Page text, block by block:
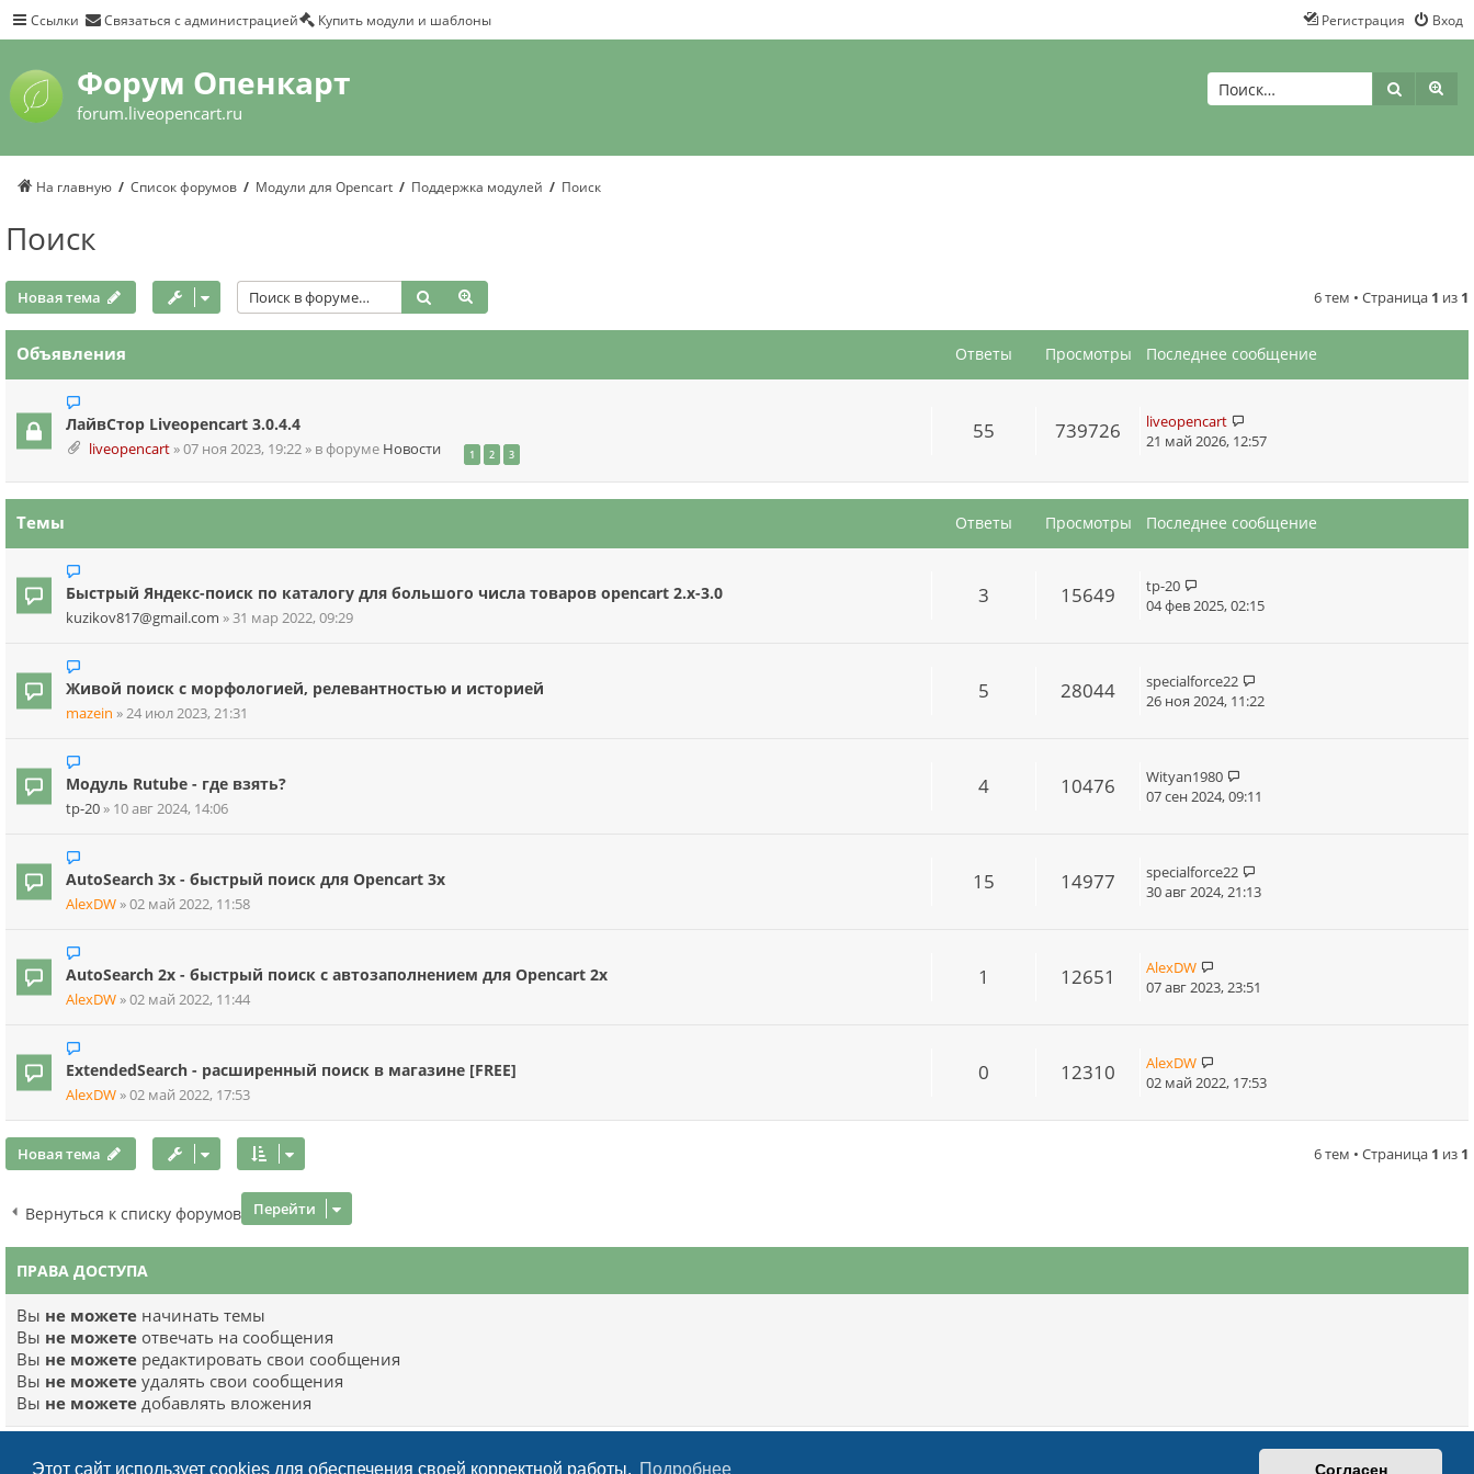
Этот сайт использует cookies для обеспечения своей корректной работы. Подробнее Согласен
Ссылки Связаться с администрацией Купить модули и шаблоны Вход
Регистрация
Форум Опенкарт
forum.liveopencart.ru
Поиск
На главную Список форумов Модули для Opencart Поддержка модулей Поиск
Поиск
Новая тема Поиск 6 тем • Страница 1 из 1
Объявления Ответы Просмотры Последнее сообщение
ЛайвСтор Liveopencart 3.0.4.4
liveopencart »07 ноя 2023, 19:22 » в форуме Новости 1 2 3
55 739726
liveopencart
21 май 2026, 12:57
Темы Ответы Просмотры Последнее сообщение
Быстрый Яндекс-поиск по каталогу для большого числа товаров opencart 2.x-3.0
kuzikov817@gmail.com »31 мар 2022, 09:29
3 15649
tp-20
04 фев 2025, 02:15
Живой поиск с морфологией, релевантностью и историей
mazein »24 июл 2023, 21:31
5 28044
specialforce22
26 ноя 2024, 11:22
Модуль Rutube - где взять?
tp-20 » 10 авг 2024, 14:06
4 10476
Wityan1980
07 сен 2024, 09:11
AutoSearch 3x - быстрый поиск для Opencart 3x
AlexDW »02 май 2022, 11:58
15 14977
specialforce22
30 авг 2024, 21:13
AutoSearch 2x - быстрый поиск с автозаполнением для Opencart 2x
AlexDW »02 май 2022, 11:44
1 12651
AlexDW
07 авг 2023, 23:51
ExtendedSearch - расширенный поиск в магазине [FREE]
AlexDW »02 май 2022, 17:53
0 12310
AlexDW
02 май 2022, 17:53
Новая тема 6 тем • Страница 1 из 1
Вернуться к списку форумов Перейти
ПРАВА ДОСТУПА
Вы не можете начинать темы
Вы не можете отвечать на сообщения
Вы не можете редактировать свои сообщения
Вы не можетеудалять свои сообщения
Вы не можетедобавлять вложения
Часовой пояс:UTC+03:00
Удалить cookies